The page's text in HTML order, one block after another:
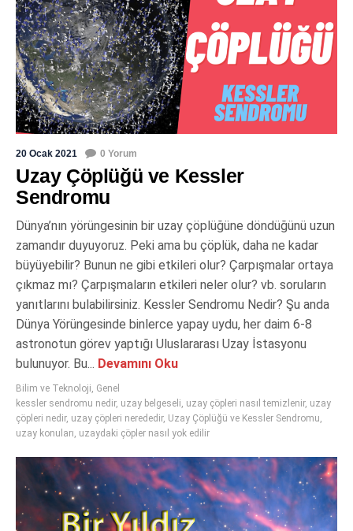
20 Ocak 2021 0 Yorum
Uzay Çöplüğü ve Kessler
Sendromu
Dünya’nın yörüngesinin bir uzay çöplüğüne döndüğünü uzun
zamandır duyuyoruz. Peki ama bu çöplük, daha ne kadar
büyüyebilir? Bunun ne gibi etkileri olur? Çarpışmalar ortaya
çıkmaz mı? Çarpışmaların etkileri neler olur? vb. soruların
yanıtlarını bulabilirsiniz. Kessler Sendromu Nedir? Şu anda
Dünya Yörüngesinde binlerce yapay uydu, her daim 6-8
astronotun görev yaptığı Uluslararası Uzay İstasyonu
bulunuyor. Bu... Devamını Oku
Bilim ve Teknoloji, Genel
kessler sendromu nedir, uzay belgeseli, uzay çöpleri nasıl temizlenir, uzay
çöpleri nedir, uzay çöpleri nerededir, Uzay Çöplüğü ve Kessler Sendromu,
uzay konuları, uzaydaki çöpler nasıl yok edilir